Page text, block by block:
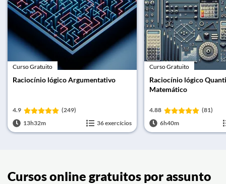
Curso Gratuito
Raciocínio lógico Argumentativo
4.9
(249)
13h32m
36 exercícios
Curso Gratuito
Raciocínio lógico
Matemático
4.88
(81)
6h40m
Cursos online gratuitos por assunto